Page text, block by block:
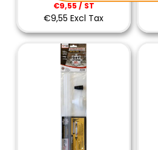
€9,55 / ST
€9,55 Excl Tax